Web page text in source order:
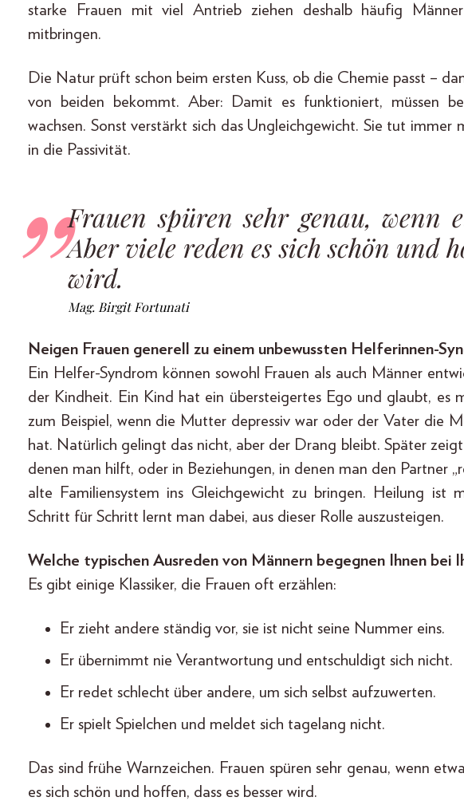
starke Frauen mit viel Antrieb ziehen deshalb häufig
mitbringen.
Die Natur prüft schon beim ersten Kuss, ob die Chemie passt –
von beiden bekommt. Aber: Damit es funktioniert, müssen
wachsen. Sonst verstärkt sich das Ungleichgewicht. Sie tut
in die Passivität.
Frauen spüren sehr genau, wenn
Aber viele reden es sich schön und
wird.
Mag. Birgit Fortunati
Neigen Frauen generell zu einem unbewussten Helferinnen-
Ein Helfer-Syndrom können sowohl Frauen als auch Männer
der Kindheit. Ein Kind hat ein übersteigertes Ego und glaubt, es
zum Beispiel, wenn die Mutter depressiv war oder der Vater die
hat. Natürlich gelingt das nicht, aber der Drang bleibt. Später
denen man hilft, oder in Beziehungen, in denen man den Partner
alte Familiensystem ins Gleichgewicht zu bringen. Heilung ist
Schritt für Schritt lernt man dabei, aus dieser Rolle auszusteigen.
Welche typischen Ausreden von Männern begegnen Ihnen bei
Es gibt einige Klassiker, die Frauen oft erzählen:
Er zieht andere ständig vor, sie ist nicht seine Nummer eins.
Er übernimmt nie Verantwortung und entschuldigt sich nicht.
Er redet schlecht über andere, um sich selbst aufzuwerten.
Er spielt Spielchen und meldet sich tagelang nicht.
Das sind frühe Warnzeichen. Frauen spüren sehr genau, wenn
es sich schön und hoffen, dass es besser wird.